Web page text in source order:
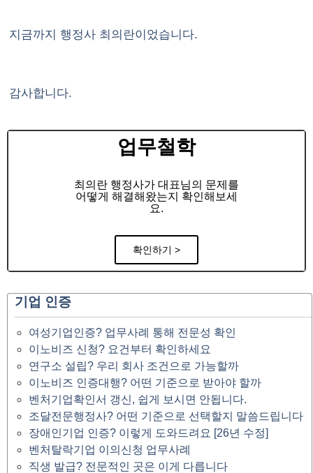
지금까지 행정사 최의란이었습니다.
감사합니다.
업무철학
최의란 행정사가 대표님의 문제를
어떻게 해결해왔는지 확인해보세
요.
확인하기 >
기업 인증
여성기업인증? 업무사례 통해 전문성 확인
이노비즈 신청? 요건부터 확인하세요
연구소 설립? 우리 회사 조건으로 가능할까
이노비즈 인증대행? 어떤 기준으로 받아야 할까
벤처기업확인서 갱신, 쉽게 보시면 안됩니다.
조달전문행정사? 어떤 기준으로 선택할지 말씀드립니다
장애인기업 인증? 이렇게 도와드려요 [26년 수정]
벤처탈락기업 이의신청 업무사례
직생 발급? 전문적인 곳은 이게 다릅니다